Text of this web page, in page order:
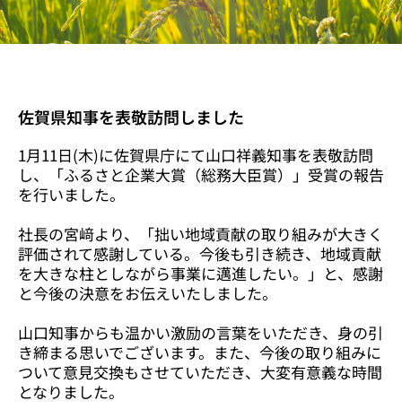
佐賀県知事を表敬訪問しました
1月11日(木)に佐賀県庁にて山口祥義知事を表敬訪問
し、「ふるさと企業大賞（総務大臣賞）」受賞の報告
を行いました。
社長の宮﨑より、「拙い地域貢献の取り組みが大きく
評価されて感謝している。今後も引き続き、地域貢献
を大きな柱としながら事業に邁進したい。」と、感謝
と今後の決意をお伝えいたしました。
山口知事からも温かい激励の言葉をいただき、身の引
き締まる思いでございます。また、今後の取り組みに
ついて意見交換もさせていただき、大変有意義な時間
となりました。